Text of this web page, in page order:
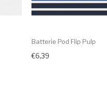
Batterie Pod Flip Pulp
€6,39